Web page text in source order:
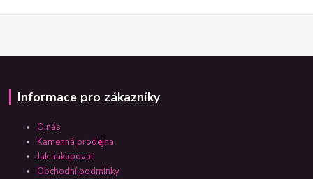
Informace pro zákazníky
O nás
Kamenná prodejna
Jak nakupovat
Obchodní podmínky